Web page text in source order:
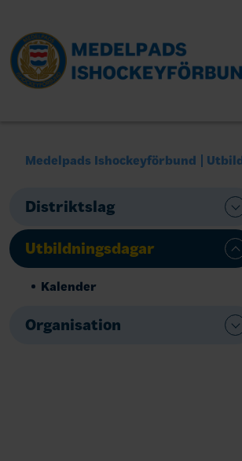
Medelpads Ishockeyförbund
Distriktslag
Utbildningsdagar
Kalender
Organisation